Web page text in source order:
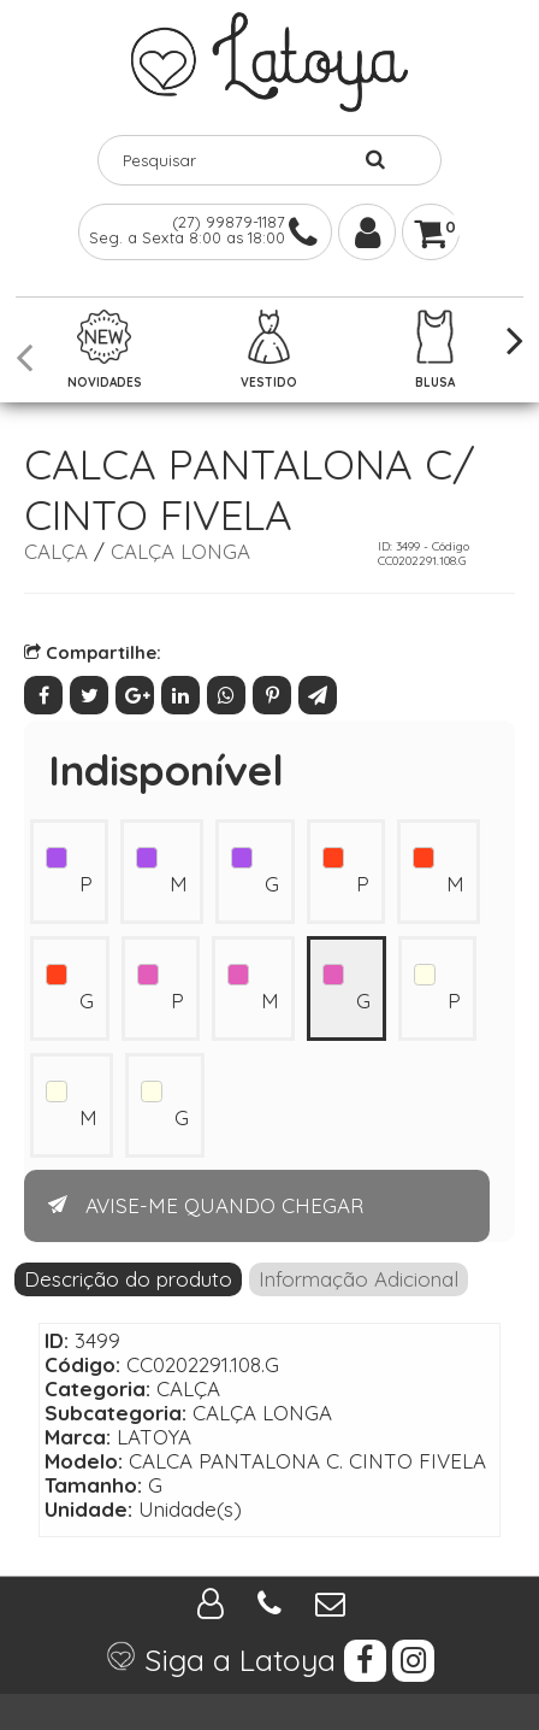
(27) 99879-1187
Seg. a Sexta 8:00 as 18:00
0
NOVIDADES VESTIDO BLUSA
CALCA PANTALONA C/
CINTO FIVELA
CALÇA / CALÇA LONGA
ID: 3499 - Código
CC0202291.108.G
Compartilhe:
Indisponível
P M G P M
G P M G P
M G
AVISE-ME QUANDO CHEGAR
Descrição do produto Informação Adicional
ID: 3499
Código: CC0202291.108.G
Categoria: CALÇA
Subcategoria: CALÇA LONGA
Marca: LATOYA
Modelo: CALCA PANTALONA C. CINTO FIVELA
Tamanho: G
Unidade: Unidade(s)
Siga a Latoya